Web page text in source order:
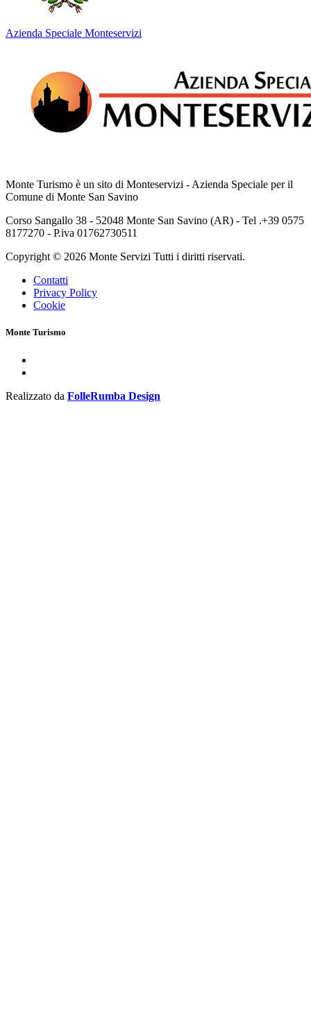
Azienda Speciale Monteservizi
Monte Turismo è un sito di Monteservizi - Azienda Speciale per il
Comune di Monte San Savino
Corso Sangallo 38 - 52048 Monte San Savino (AR) - Tel .+39 0575
8177270 - P.iva 01762730511
Copyright © 2026 Monte Servizi Tutti i diritti riservati.
Contatti
Privacy Policy
Cookie
Monte Turismo
Realizzato da FolleRumba Design